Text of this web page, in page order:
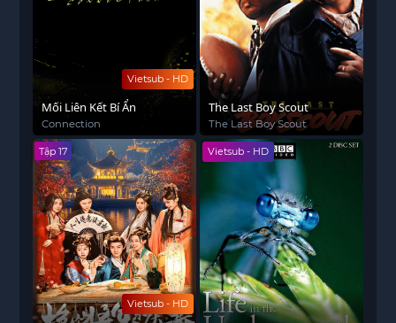
Vietsub - HD
Mối Liên Kết Bí Ẩn
Connection
The Last Boy Scout
The Last Boy Scout
Vietsub - HD
Tập 17 Vietsub - HD